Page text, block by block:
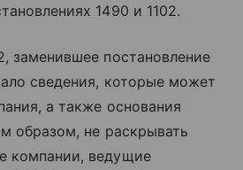
1490 и 1102.
заменившее постановление
сведения, которые может
а также основания
образом, не раскрывать
компании, ведущие